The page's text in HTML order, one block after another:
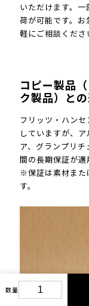
数量
いただけます。一
荷が可能です。お
軽にご相談くださ
コピー製品
ク製品）と
フリッツ・ハン
していますが、
ア、グランプリ
間の長期保証が適
※保証は素材また
す。